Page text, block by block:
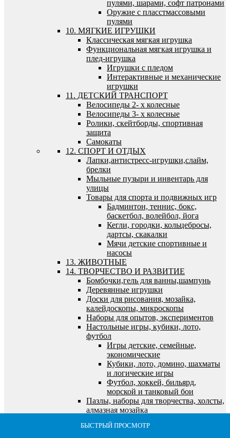
БЫСТРЫЙ ПРОСМОТР
БЫСТРЫЙ ПРОСМОТР
БЫСТРЫЙ ПРОСМОТР
БЫСТРЫЙ ПРОСМОТР
БЫСТРЫЙ ПРОСМОТР
пулями, шарами, софт патронами
Оружие с пласстмассовыми
пулями
10. МЯГКИЕ ИГРУШКИ
Классическая мягкая игрушка
Функциональная мягкая игрушка и
плед-игрушка
Игрушки с пледом
Интерактивные и механические
игрушки
11. ДЕТСКИЙ ТРАНСПОРТ
Велосипеды 2- х колесные
Велосипеды 3- х колесные
Ролики, скейтборды, спортивная
защита
Самокаты
12. СПОРТ И ОТДЫХ
Лапки,антистресс-игрушки,слайм,
брелки
Мыльные пузыри и инвентарь для
улицы
Товары для спорта и подвижных игр
Бадминтон, теннис, бокс,
баскетбол, волейбол, йога
Кегли, городки, кольцебросы,
дартсы, скакалки
Мячи детские спортивные и
насосы
13. ЖИВОТНЫЕ
14. ТВОРЧЕСТВО И РАЗВИТИЕ
Бомбочки,гель для ванны,шампунь
Деревянные игрушки
Доски для рисования, мозайка,
калейдоскопы, микроскопы
Наборы для опытов, экспериментов
Настольные игры, кубики, лото,
футбол
Игры детские, семейные,
экономические
Кубики, лото, домино, шахматы
и логические игры
Футбол, хоккей, бильярд,
морской и танковый бои
Пазлы, наборы для творчества, холсты,
алмазная мозайка
Все для лепки и моделирования